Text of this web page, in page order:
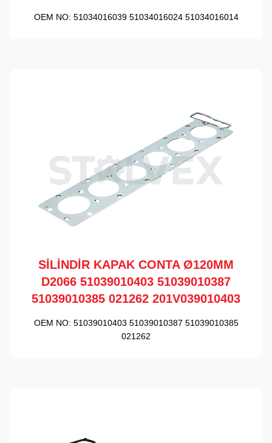
OEM NO: 51034016039 51034016024 51034016014
SİLİNDİR KAPAK CONTA Ø120MM
D2066 51039010403 51039010387
51039010385 021262 201V039010403
OEM NO: 51039010403 51039010387 51039010385
021262